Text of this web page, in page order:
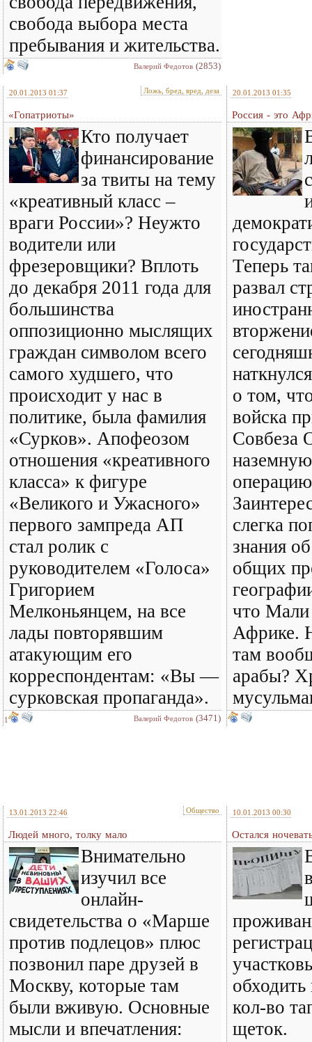
свобода выбора места
пребывания и жительства.
Валерий Федотов (2853)
20.01.2013 01:37 Ложь, бред, вред, деза
«Гопатриоты»
Кто получает
финансирование
за твиты на тему
«креативный класс –
враги России»? Неужто
водители или
фрезеровщики? Вплоть
до декабря 2011 года для
большинства
оппозиционно мыслящих
граждан символом всего
самого худшего, что
происходит у нас в
политике, была фамилия
«Сурков». Апофеозом
отношения «креативного
класса» к фигуре
«Великого и Ужасного»
первого зампреда АП
стал ролик с
руководителем «Голоса»
Григорием
Мелконьянцем, на все
лады повторявшим
атакующим его
корреспондентам: «Вы —
сурковская пропаганда».
1 Валерий Федотов (3471)
20.01.2013 01:35
Россия - это
Теперь
развал
о том,
войска
Совбеза
слегка
знания
общих
что Мали
Африке.
там
арабы?
13.01.2013 22:46 Общество
Людей много, толку мало
Внимательно
изучил все
онлайн-
свидетельства о «Марше
против подлецов» плюс
позвонил паре друзей в
Москву, которые там
были вживую. Основные
мысли и впечатления:
10.01.2013 00:30
Остался
кол-во
щеток.